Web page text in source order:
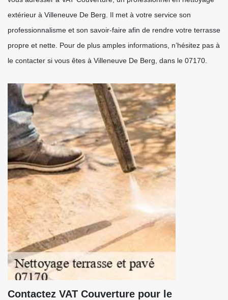
extérieur à Villeneuve De Berg. Il met à votre service son
professionnalisme et son savoir-faire afin de rendre votre terrasse
propre et nette. Pour de plus amples informations, n’hésitez pas à
le contacter si vous êtes à Villeneuve De Berg, dans le 07170.
Contactez VAT Couverture pour le